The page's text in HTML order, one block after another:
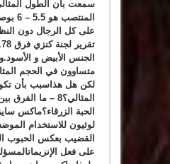
سمعت بأن الطول
على كل الرجال دون
الجنس الأبيض و
متساوون في الحجم
لكن هل هذاسبب بأن
المثالي؟8 – ما
الحبة الزرقاء؟ماكس
لوثيون للاستخدام
القضيب بعكس الحبوب
على فعل